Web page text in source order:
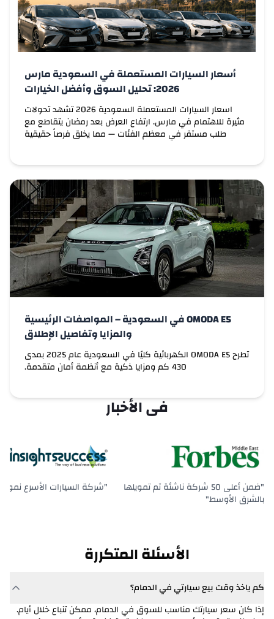
لوسيد
لوكسجين
لينك اند كو
مازيراتي
مايباخ
مازدا
ماكلارين
ميركوري
ام جي
ميني
مورغان
أولدزموبيل
باجاني
بونتياك
أسعار السيارات المستعملة في السعودية مارس
2026: تحليل السوق وأفضل الخيارات
اسعار السيارات المستعملة السعودية 2026 تشهد تحولات
مثيرة للاهتمام في مارس. ارتفاع العرض بعد رمضان يتقاطع مع
طلب مستقر في معظم الفئات — مما يخلق فرصاً حقيقية
السعودية وتبي تشتري أو تبيع سيارتك، منصات
زي كارسويتش تقدر تساعدك في العثور على السيارة المناسبة
اللي تناسب […]
OMODA E5 في السعودية – المواصفات الرئيسية
والمزايا وتفاصيل الإطلاق
تطرح OMODA E5 الكهربائية كليًا في السعودية عام 2025 بمدى
430 كم ومزايا ذكية مع أنظمة أمان متقدمة.
فى الأخبار
"ضمن أعلى 50 شركة ناشئة تم تمويلها
بالشرق الأوسط"
"شركة السيارات الأسرع
الأسئلة المتكررة
كم ياخذ وقت بيع سيارتي في الدمام؟
إذا كان سعر سيارتك مناسب للسوق في الدمام، ممكن تنباع خلال أيام.